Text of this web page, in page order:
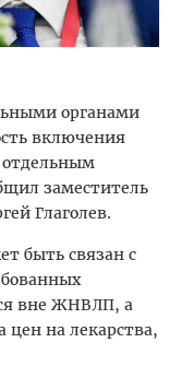
органами
включения
заместитель
Глаголев.
быть связан с
вне ЖНВЛП, а
на лекарства,